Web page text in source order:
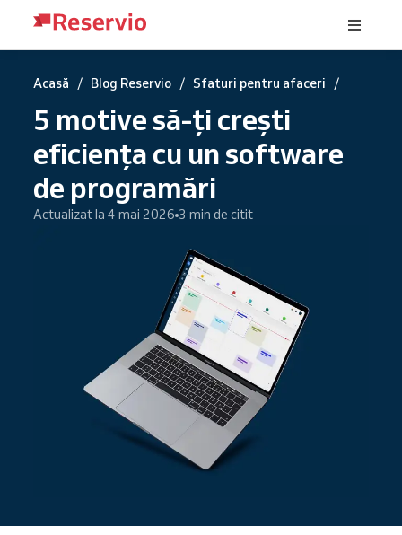
Acasă / Blog Reservio / Sfaturi pentru afaceri /
5 motive să-ți crești
eficiența cu un software
de programări
Actualizat la 4 mai 2026 3 min de citit